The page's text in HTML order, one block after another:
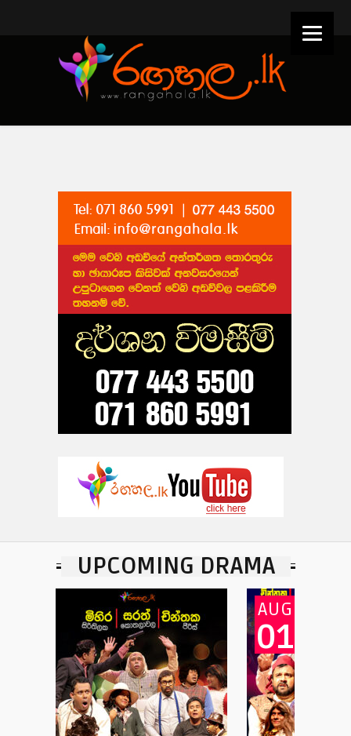
UPCOMING DRAMA
AUG
01